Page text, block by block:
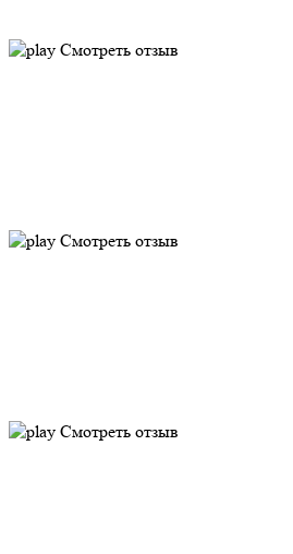
Смотреть отзыв
Смотреть отзыв
Смотреть отзыв